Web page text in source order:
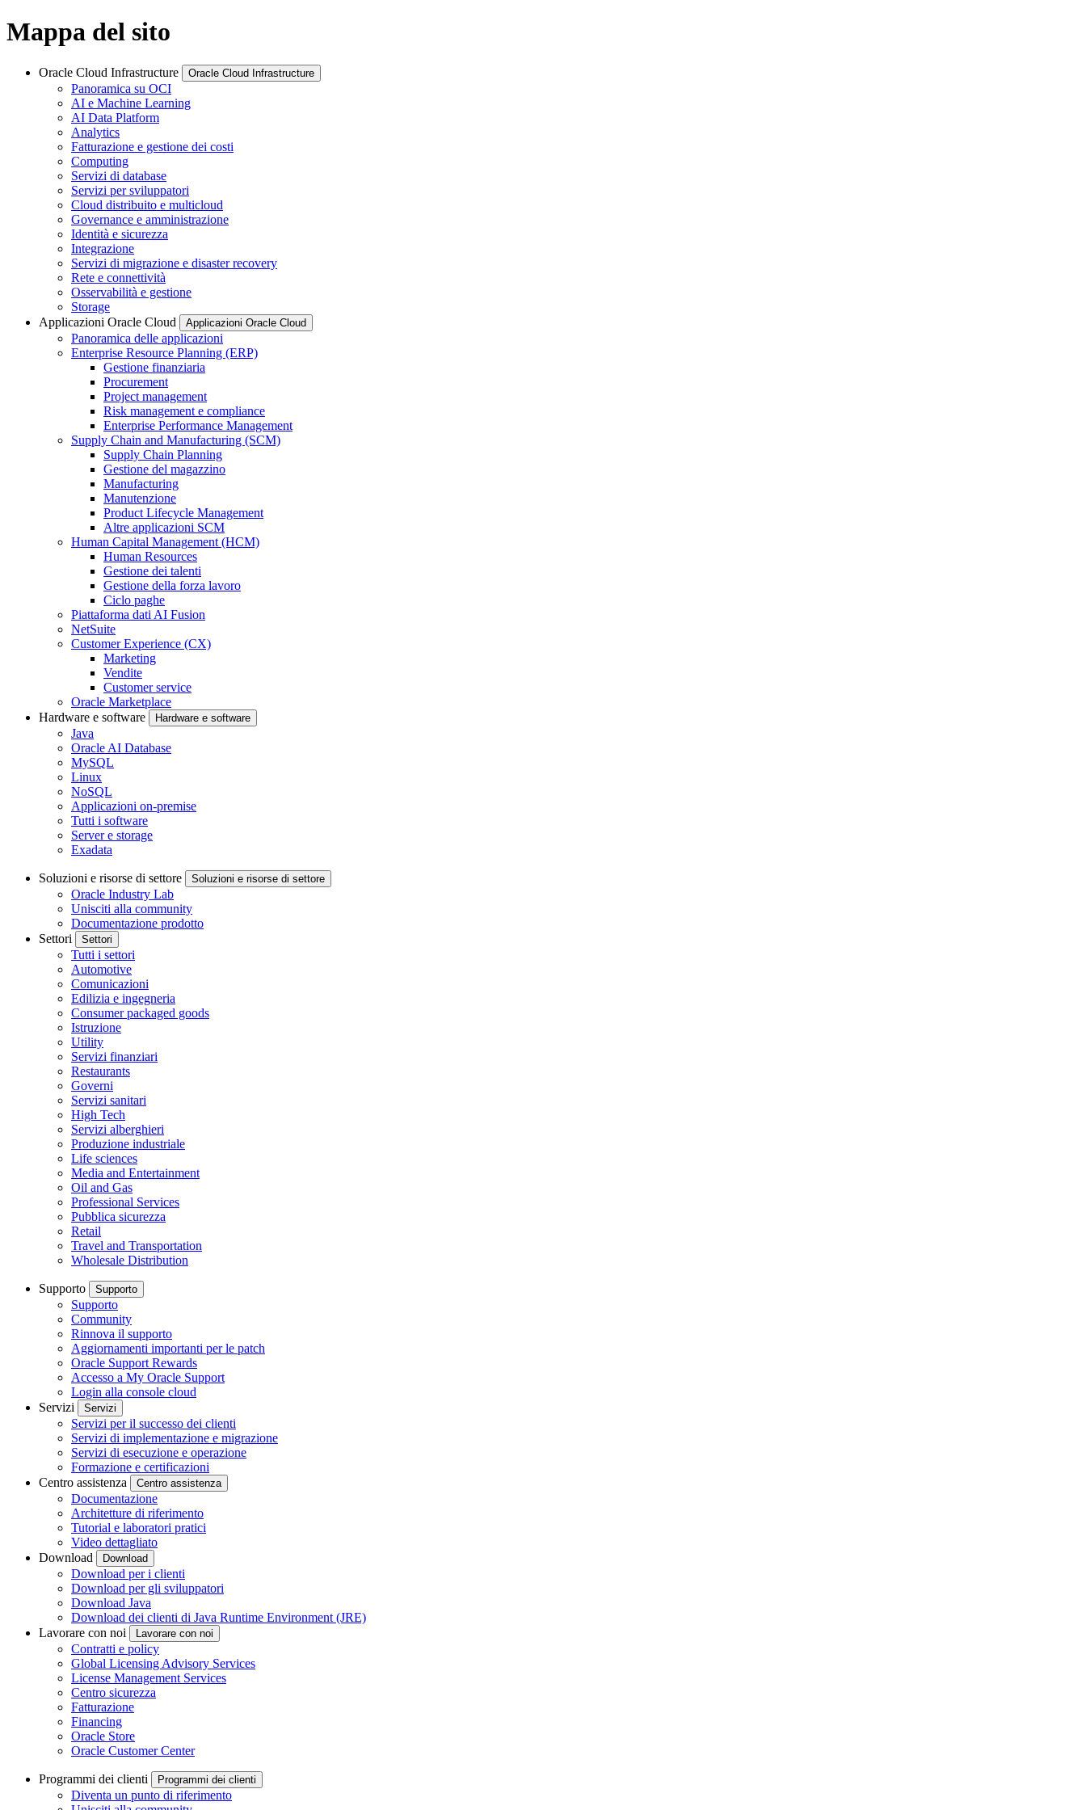
Mappa del sito
Oracle Cloud Infrastructure Oracle Cloud Infrastructure
Panoramica su OCI
AI e Machine Learning
AI Data Platform
Analytics
Fatturazione e gestione dei costi
Computing
Servizi di database
Servizi per sviluppatori
Cloud distribuito e multicloud
Governance e amministrazione
Identità e sicurezza
Integrazione
Servizi di migrazione e disaster recovery
Rete e connettività
Osservabilità e gestione
Storage
Applicazioni Oracle Cloud
Applicazioni Oracle Cloud
Panoramica delle applicazioni
Enterprise Resource Planning (ERP)
Gestione finanziaria
Procurement
Project management
Risk management e compliance
Enterprise Performance Management
Supply Chain and Manufacturing (SCM)
Supply Chain Planning
Gestione del magazzino
Manufacturing
Manutenzione
Product Lifecycle Management
Altre applicazioni SCM
Human Capital Management (HCM)
Human Resources
Gestione dei talenti
Gestione della forza lavoro
Ciclo paghe
Piattaforma dati AI Fusion
NetSuite
Customer Experience (CX)
Marketing
Vendite
Customer service
Oracle Marketplace
Hardware e software
Hardware e software
Java
Oracle AI Database
MySQL
Linux
NoSQL
Applicazioni on-premise
Tutti i software
Server e storage
Exadata
Soluzioni e risorse di settore Soluzioni e risorse di settore
Oracle Industry Lab
Unisciti alla community
Documentazione prodotto
Settori
Settori
Tutti i settori
Automotive
Comunicazioni
Edilizia e ingegneria
Consumer packaged goods
Istruzione
Utility
Servizi finanziari
Restaurants
Governi
Servizi sanitari
High Tech
Servizi alberghieri
Produzione industriale
Life sciences
Media and Entertainment
Oil and Gas
Professional Services
Pubblica sicurezza
Retail
Travel and Transportation
Wholesale Distribution
Supporto Supporto
Supporto
Community
Rinnova il supporto
Aggiornamenti importanti per le patch
Oracle Support Rewards
Accesso a My Oracle Support
Login alla console cloud
Servizi
Servizi
Servizi per il successo dei clienti
Servizi di implementazione e migrazione
Servizi di esecuzione e operazione
Formazione e certificazioni
Centro assistenza
Centro assistenza
Documentazione
Architetture di riferimento
Tutorial e laboratori pratici
Video dettagliato
Download
Download
Download per i clienti
Download per gli sviluppatori
Download Java
Download dei clienti di Java Runtime Environment (JRE)
Lavorare con noi
Lavorare con noi
Contratti e policy
Global Licensing Advisory Services
License Management Services
Centro sicurezza
Fatturazione
Financing
Oracle Store
Oracle Customer Center
Programmi dei clienti Programmi dei clienti
Diventa un punto di riferimento